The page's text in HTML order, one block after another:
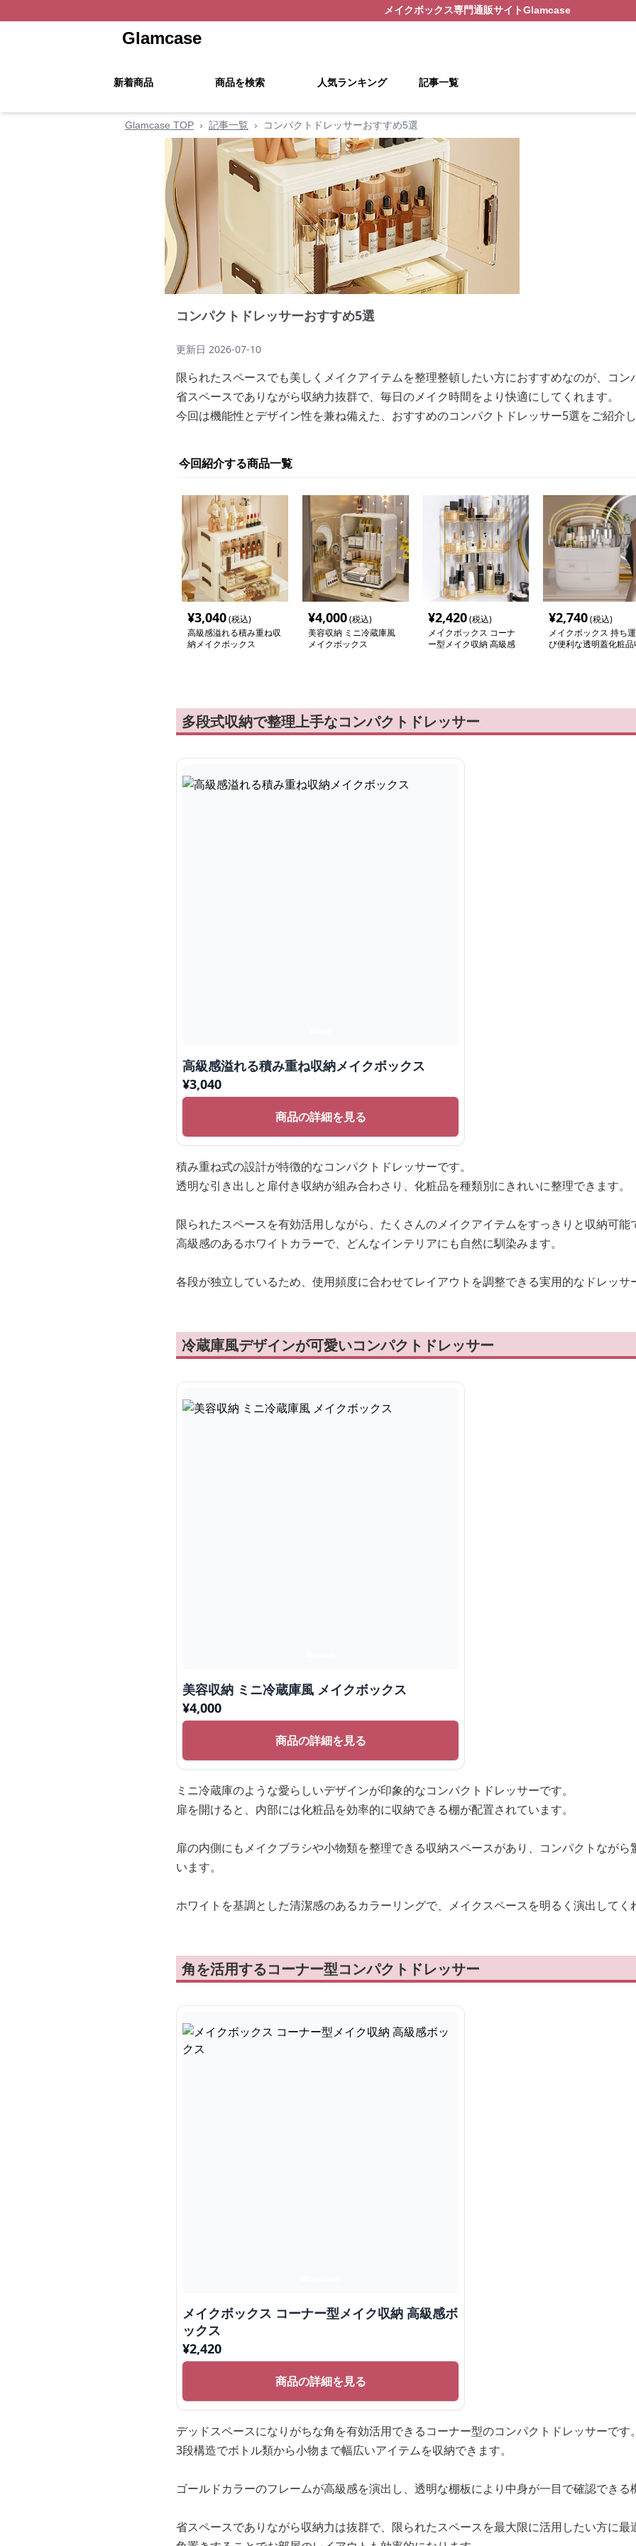
メイクボックス専門通販サイトGlamcase
Glamcase
新着商品 商品を検索 人気ランキング 記事一覧
Glamcase TOP › 記事一覧 › コンパクトドレッサーおすすめ5選
コンパクトドレッサーおすすめ5選
更新日 2026-07-10
限られたスペースでも美しくメイクアイテムを整理整頓したい方におすすめなのが、コ
省スペースでありながら収納力抜群で、毎日のメイク時間をより快適にしてくれます。
今回は機能性とデザイン性を兼ね備えた、おすすめのコンパクトドレッサー5選をご紹介
今回紹介する商品一覧
¥3,040(税込)
高級感溢れる積み重ね収
納メイクボックス
¥4,000(税込)
美容収納 ミニ冷蔵庫風
メイクボックス
¥2,420(税込)
メイクボックス コーナ
ー型メイク収納 高級感
¥2,740(税込)
メイクボックス 持ち運
び便利な透明蓋化粧品
多段式収納で整理上手なコンパクトドレッサー
高級感溢れる積み重ね収納メイクボックス
¥3,040
商品の詳細を見る
積み重ね式の設計が特徴的なコンパクトドレッサーです。
透明な引き出しと扉付き収納が組み合わさり、化粧品を種類別にきれいに整理できます。
限られたスペースを有効活用しながら、たくさんのメイクアイテムをすっきりと収納可能
高級感のあるホワイトカラーで、どんなインテリアにも自然に馴染みます。
各段が独立しているため、使用頻度に合わせてレイアウトを調整できる実用的なドレッサ
冷蔵庫風デザインが可愛いコンパクトドレッサー
美容収納 ミニ冷蔵庫風 メイクボックス
¥4,000
商品の詳細を見る
ミニ冷蔵庫のような愛らしいデザインが印象的なコンパクトドレッサーです。
扉を開けると、内部には化粧品を効率的に収納できる棚が配置されています。
扉の内側にもメイクブラシや小物類を整理できる収納スペースがあり、コンパクトなが
います。
ホワイトを基調とした清潔感のあるカラーリングで、メイクスペースを明るく演出してく
角を活用するコーナー型コンパクトドレッサー
メイクボックス コーナー型メイク収納 高級感ボ
ックス
¥2,420
商品の詳細を見る
デッドスペースになりがちな角を有効活用できるコーナー型のコンパクトドレッサーです
3段構造でボトル類から小物まで幅広いアイテムを収納できます。
ゴールドカラーのフレームが高級感を演出し、透明な棚板により中身が一目で確認でき
省スペースでありながら収納力は抜群で、限られたスペースを最大限に活用したい方に最